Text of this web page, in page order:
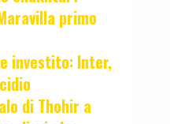
primo
investito: Inter,
di Thohir a